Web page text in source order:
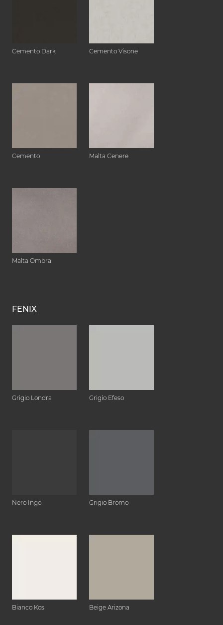
Cemento Dark Cemento Visone
Cemento Malta Cenere
Malta Ombra
FENIX
Grigio Londra Grigio Efeso
Nero Ingo Grigio Bromo
Bianco Kos Beige Arizona